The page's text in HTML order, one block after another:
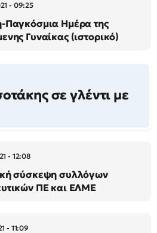
- 09:25
Παγκόσμια Ημέρα της
Γυναίκας (ιστορικό)
σε γλέντι με
- 12:08
σύσκεψη συλλόγων
ΠΕ και ΕΛΜΕ
- 11:09